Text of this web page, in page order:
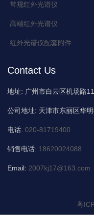
常规红外光谱仪
高端红外光谱仪
红外光谱仪配套附件
Contact Us
地址: 广州市白云区机场路
公司地址: 天津市东丽区华
电话: 020-81719400
销售电话: 18620024088
Email: 2007kj17@163.com
粤